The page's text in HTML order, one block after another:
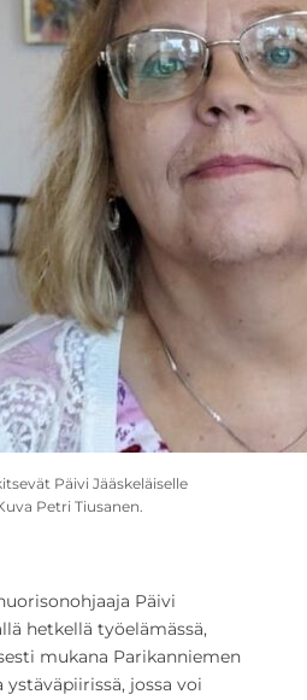
Päivi Jääskeläiselle
Petri Tiusanen.
Päivi
hetkellä työelämässä,
mukana Parikanniemen
jossa voi